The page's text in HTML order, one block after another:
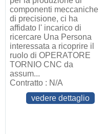
componenti meccaniche
di precisione, ci ha
affidato l' incarico di
ricercare Una Persona
interessata a ricoprire il
ruolo di OPERATORE
TORNIO CNC da
assum...
Contratto : N/A
vedere dettaglio